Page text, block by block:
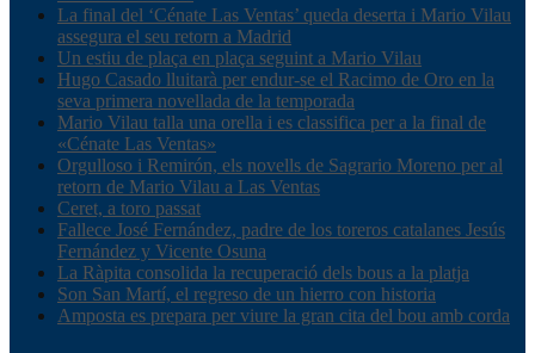
La final del ‘Cénate Las Ventas’ queda deserta i Mario Vilau
assegura el seu retorn a Madrid
Un estiu de plaça en plaça seguint a Mario Vilau
Hugo Casado lluitarà per endur-se el Racimo de Oro en la
seva primera novellada de la temporada
Mario Vilau talla una orella i es classifica per a la final de
«Cénate Las Ventas»
Orgulloso i Remirón, els novells de Sagrario Moreno per al
retorn de Mario Vilau a Las Ventas
Ceret, a toro passat
Fallece José Fernández, padre de los toreros catalanes Jesús
Fernández y Vicente Osuna
La Ràpita consolida la recuperació dels bous a la platja
Son San Martí, el regreso de un hierro con historia
Amposta es prepara per viure la gran cita del bou amb corda